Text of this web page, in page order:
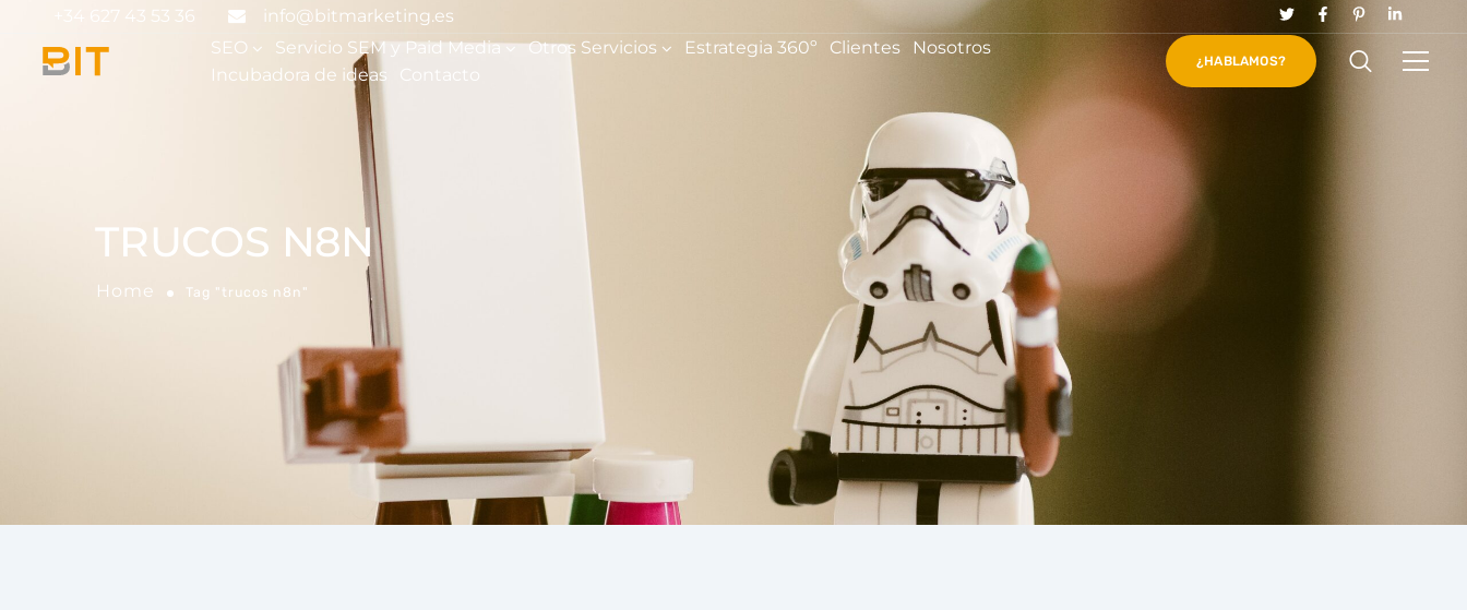
+34 627 43 53 36
info@bitmarketing.es
SEO
Servicio SEM y Paid Media Otros Servicios Estrategia 360º Clientes
Nosotros
Incubadora de ideas
Contacto
¿HABLAMOS?
TRUCOS N8N
Home Tag "trucos n8n"